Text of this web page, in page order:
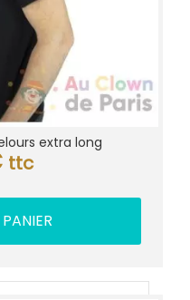
extra long
ttc